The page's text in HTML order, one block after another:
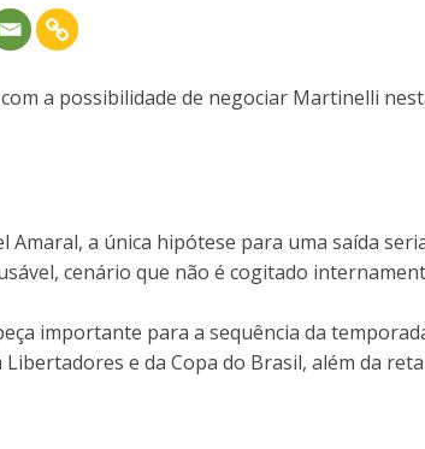
a possibilidade de negociar Martinelli
a única hipótese para uma saída
cenário que não é cogitado
importante para a sequência da
e da Copa do Brasil, além da